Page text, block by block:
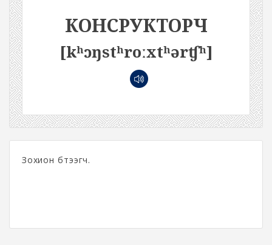
КОНСРУКТОРЧ
[kʰɔŋstʰroːxtʰərʧʰ]
Зохион бүтээгч.